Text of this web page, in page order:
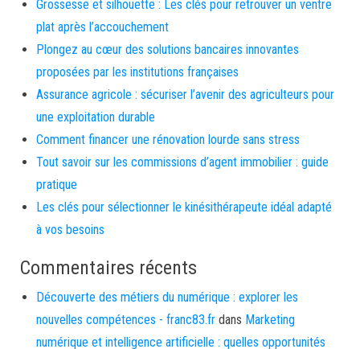
Grossesse et silhouette : Les clés pour retrouver un ventre
plat après l’accouchement
Plongez au cœur des solutions bancaires innovantes
proposées par les institutions françaises
Assurance agricole : sécuriser l’avenir des agriculteurs pour
une exploitation durable
Comment financer une rénovation lourde sans stress
Tout savoir sur les commissions d’agent immobilier : guide
pratique
Les clés pour sélectionner le kinésithérapeute idéal adapté
à vos besoins
Commentaires récents
Découverte des métiers du numérique : explorer les
nouvelles compétences - franc83.fr dans Marketing
numérique et intelligence artificielle : quelles opportunités